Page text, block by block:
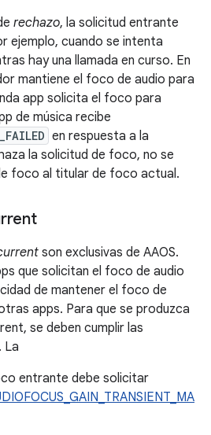
rechazo, la solicitud entrante
ejemplo, cuando se intenta
hay una llamada en curso. En
mantiene el foco de audio para
app solicita el foco para
de música recibe
en respuesta a la
la solicitud de foco, no se
foco al titular de foco actual.
son exclusivas de AAOS.
que solicitan el foco de audio
de mantener el foco de
apps. Para que se produzca
se deben cumplir las
La
entrante debe solicitar